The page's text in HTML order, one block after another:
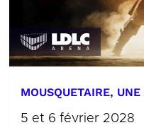
MOUSQUETAIRE,
5 et 6 février 2028